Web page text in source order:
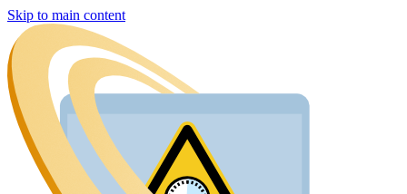
Skip to main content